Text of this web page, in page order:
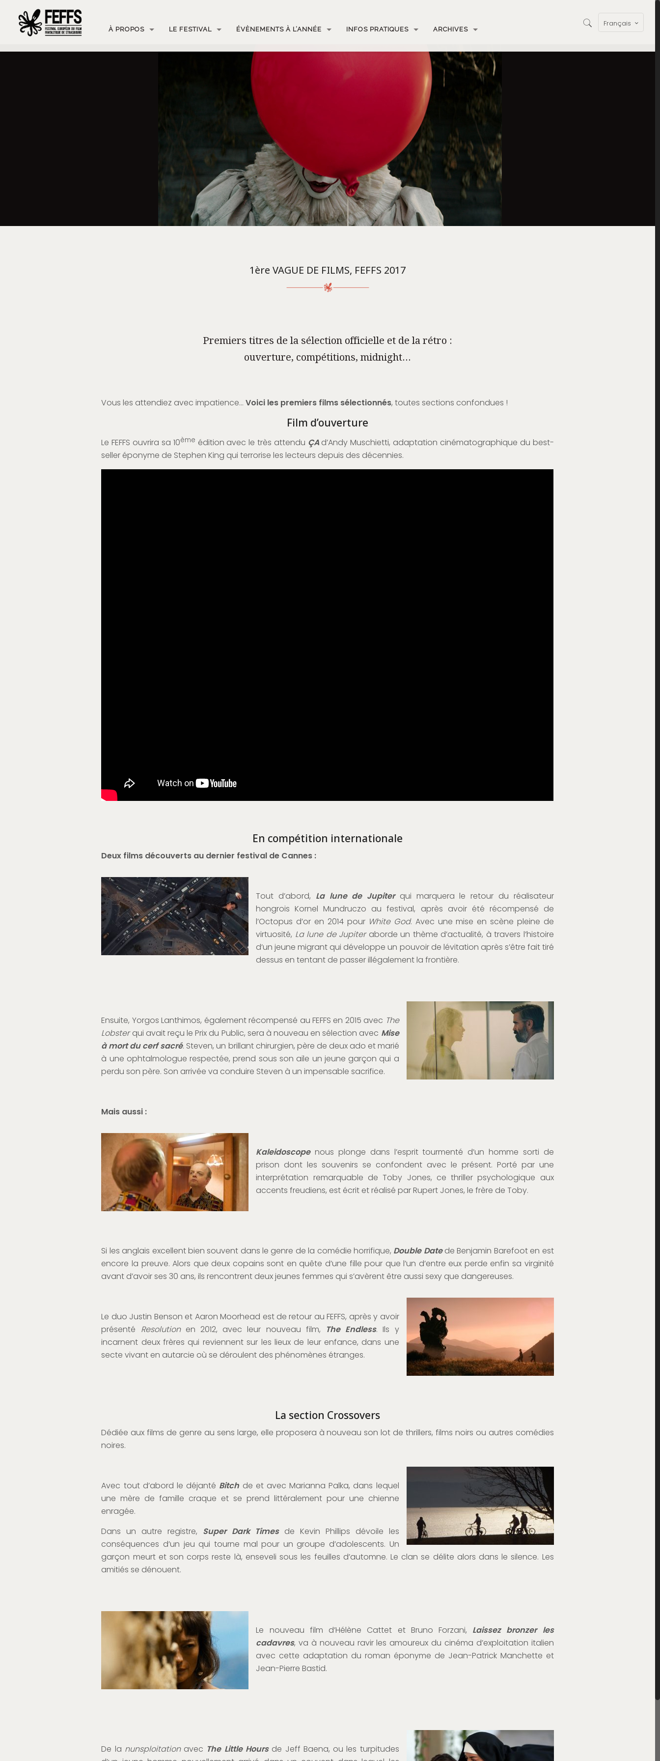
À PROPOS LE FESTIVAL ÉVÈNEMENTS À L’ANNÉE INFOS PRATIQUES ARCHIVES
Français
1ère VAGUE DE FILMS, FEFFS 2017
Premiers titres de la sélection officielle et de la rétro :
ouverture, compétitions, midnight...
Vous les attendiez avec impatience…Voici les premiers films sélectionnés, toutes sections confondues !
Film d’ouverture
Le FEFFS ouvrira sa 10ème édition avec le très attendu ÇAd’Andy Muschietti, adaptation cinématographique du best-
seller éponyme de Stephen King qui terrorise les lecteurs depuis des décennies.
En compétition internationale
Deux films découverts au dernier festival de Cannes :
Tout d’abord, La lune de Jupiterqui marquera le retour du réalisateur
hongrois Kornel Mundruczo au festival, après avoir été récompensé de
l’Octopus d’or en 2014 pour White God. Avec une mise en scène pleine de
virtuosité, La lune de Jupiteraborde un thème d’actualité, à travers l’histoire
d’un jeune migrant qui développe un pouvoir de lévitation après s’être fait tiré
dessus en tentant de passer illégalement la frontière.
Ensuite, Yorgos Lanthimos, également récompensé au FEFFS en 2015 avec The
Lobsterqui avait reçu le Prix du Public, sera à nouveau en sélection avec Mise
à mort du cerf sacré. Steven, un brillant chirurgien, père de deux ado et marié
à une ophtalmologue respectée, prend sous son aile un jeune garçon qui a
perdu son père. Son arrivée va conduire Steven à un impensable sacrifice.
Mais aussi :
Kaleidoscopenous plonge dans l’esprit tourmenté d’un homme sorti de
prison dont les souvenirs se confondent avec le présent. Porté par une
interprétation remarquable de Toby Jones, ce thriller psychologique aux
accents freudiens, est écrit et réalisé par Rupert Jones, le frère de Toby.
Si les anglais excellent bien souvent dans le genre de la comédie horrifique, Double Datede Benjamin Barefoot en est
encore la preuve. Alors que deux copains sont en quête d’une fille pour que l’un d’entre eux perde enfin sa virginité
avant d’avoir ses 30 ans, ils rencontrent deux jeunes femmes qui s’avèrent être aussi sexy que dangereuses.
Le duo Justin Benson et Aaron Moorhead est de retour au FEFFS, après y avoir
présenté Resolutionen 2012, avec leur nouveau film, The Endless. Ils y
incarnent deux frères qui reviennent sur les lieux de leur enfance, dans une
secte vivant en autarcie où se déroulent des phénomènes étranges.
La section Crossovers
Dédiée aux films de genre au sens large, elle proposera à nouveau son lot de thrillers, films noirs ou autres comédies
noires.
Avec tout d’abord le déjanté Bitch de et avec Marianna Palka, dans lequel
une mère de famille craque et se prend littéralement pour une chienne
enragée.
Dans un autre registre, Super Dark Times de Kevin Phillips dévoile les
conséquences d’un jeu qui tourne mal pour un groupe d’adolescents. Un
garçon meurt et son corps reste là, enseveli sous les feuilles d’automne. Le clan se délite alors dans le silence. Les
amitiés se dénouent.
Le nouveau film d’Hélène Cattet et Bruno Forzani, Laissez bronzer les
cadavres, va à nouveau ravir les amoureux du cinéma d’exploitation italien
avec cette adaptation du roman éponyme de Jean-Patrick Manchette et
Jean-Pierre Bastid.
De la nunsploitationavec The Little Hours de Jeff Baena, ou les turpitudes